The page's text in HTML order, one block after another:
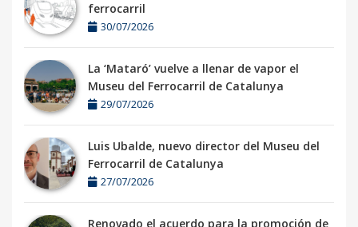
ferrocarril
30/07/2026
La ‘Mataró’ vuelve a llenar de vapor el
Museu del Ferrocarril de Catalunya
29/07/2026
Luis Ubalde, nuevo director del Museu del
Ferrocarril de Catalunya
27/07/2026
Renovado el acuerdo para la promoción de